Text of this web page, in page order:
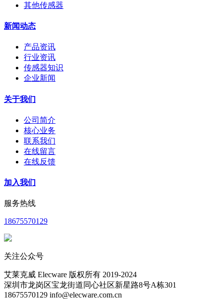
其他传感器
新闻动态
产品资讯
行业资讯
传感器知识
企业新闻
关于我们
公司简介
核心业务
联系我们
在线留言
在线反馈
加入我们
服务热线
18675570129
关注公众号
艾莱克威 Elecware 版权所有 2019-2024
深圳市龙岗区宝龙街道同心社区新星路8号A栋301
18675570129 info@elecware.com.cn